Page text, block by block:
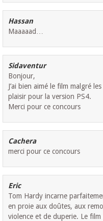
Hassan
Maaaaad…
Sidaventur
Bonjour,
J’ai bien aimé le film malgré
plaisir pour la version PS4.
Merci pour ce concours
Cachera
merci pour ce concours
Eric
Tom Hardy incarne
en proie aux doûtes, aux
violence et de duperie. Le